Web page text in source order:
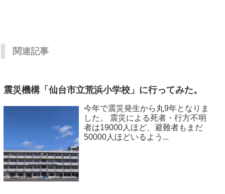
関連記事
震災機構「仙台市立荒浜小学校」に行ってみた。
今年で震災発生から丸9年となりま
した。 震災による死者・行方不明
者は19000人ほど、避難者もまだ
50000人ほどいるよう...